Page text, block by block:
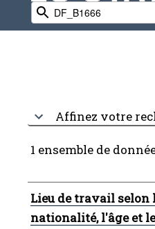
Affinez votre
1 ensemble de
Lieu de travail selon
nationalité, l'âge et